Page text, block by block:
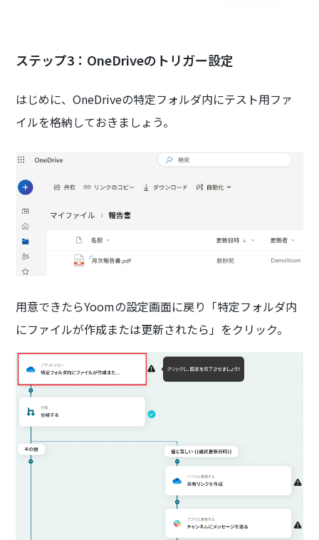
ステップ3：OneDriveのトリガー設定
はじめに、OneDriveの特定フォルダ内にテスト用ファ
イルを格納しておきましょう。
用意できたらYoomの設定画面に戻り「特定フォルダ内
にファイルが作成または更新されたら」をクリック。